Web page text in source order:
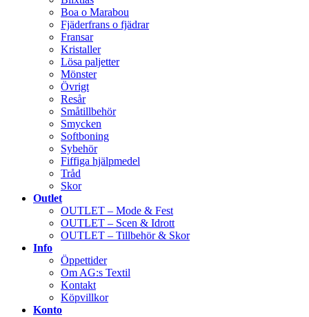
Boa o Marabou
Fjäderfrans o fjädrar
Fransar
Kristaller
Lösa paljetter
Mönster
Övrigt
Resår
Småtillbehör
Smycken
Softboning
Sybehör
Fiffiga hjälpmedel
Tråd
Skor
Outlet
OUTLET – Mode & Fest
OUTLET – Scen & Idrott
OUTLET – Tillbehör & Skor
Info
Öppettider
Om AG:s Textil
Kontakt
Köpvillkor
Konto